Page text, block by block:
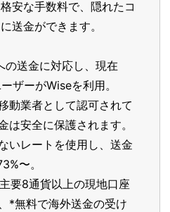
安な手数料で、隠れたコ
送金ができます。
の送金に対応し、現在
ザーがWiseを利用。
動業者として認可されて
は安全に保護されます。
いレートを使用し、送金
〜。
要8通貨以上の現地口座
*無料で海外送金の受け